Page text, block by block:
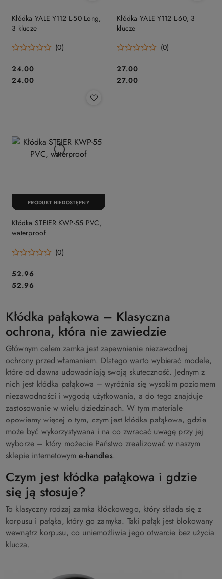
Kłódka YALE Y112 L-50 Long,
3 klucze
(0)
Cena:
24.00
Cena:
24.00
Kłódka YALE Y112 L-60, 3
klucze
(0)
Cena:
27.00
Cena:
27.00
Kłódka STEIER KWP-55 PVC,
waterproof
(0)
Cena:
52.96
Cena:
52.96
PRODUKT NIEDOSTĘPNY
Kłódka pałąkowa – Klasyczna
ochrona, która nie zawiedzie
Głównym celem zamka jest zapewnienie niezawodnej
ochrony przed włamaniem. Dlatego warto wybierać modele,
które od dawna udowadniają swoją skuteczność. Jednym z
nich jest kłódka pałąkowa – wyróżnia się wysokim poziomem
niezawodności i wygodą użytkowania, a do tego znajduje
zastosowanie w wielu dziedzinach. W tym materiale
opowiemy więcej o tym, czym jest kłódka pałąkowa, gdzie
może być wykorzystywana i na co zwracać uwagę przy jej
wyborze – który możecie Państwo zrealizować w naszym
sklepie internetowyme-handles.
Czym jest kłódka pałąkowa i gdzie
się ją stosuje?
To klasyczny rodzaj zamka kłódkowego, który składa się z
korpusu i pałąka, który go zamyka. Taki pałąk jest blokowany
wewnątrz korpusu, co uniemożliwia jego otwarcie bez użycia
klucza.